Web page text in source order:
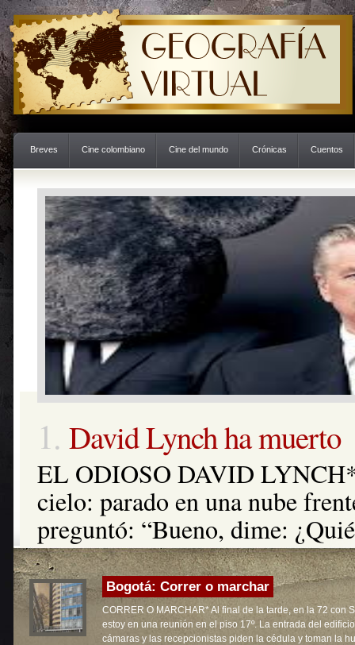
Breves Cine colombiano Cine del mundo Crónicas Cuentos
2. Gabriel García
GABRIEL GARCÍA
DIFÍCILES* La historia de
Márquez con el cine fue larga
se refería a esos vínculos
mal avenido. Es decir: como
el cine ni sin el cine”. Los
Bogotá: Correr o marchar
CORRER O MARCHAR* Al final de la tarde, en la 72 con
estoy en una reunión en el piso 17º. La entrada del
cámaras y las recepcionistas piden la cédula y toman la